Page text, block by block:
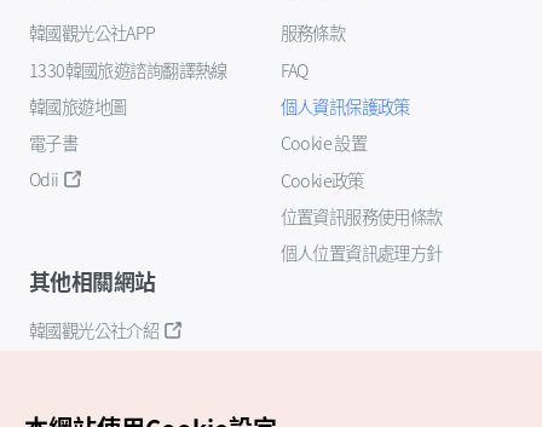
韓國觀光公社APP
1330韓國旅遊諮詢翻譯熱線
韓國旅遊地圖
電子書
Odii
服務條款
FAQ
個人資訊保護政策
Cookie 設置
Cookie政策
位置資訊服務使用條款
個人位置資訊處理方針
其他相關網站
韓國觀光公社介紹